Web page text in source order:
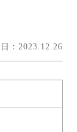
：2023.12.26